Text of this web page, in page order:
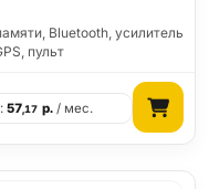
Bluetooth, усилитель
пульт
57,17 р./ мес.